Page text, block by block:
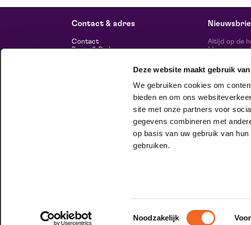
Deze website maakt gebruik
We gebruiken cookies om
bieden en om ons
site met onze partners voor
gegevens combineren met
op basis van uw gebruik van
gebruiken.
Toestemmingsselectie
Noodzakelijk
Contact & adres
Contact
Route & Parkeren
Duurzaam ondernemen
Altijd op de
Maaspoort
volg ons op
© 2026 Maaspoort |Website by Itix